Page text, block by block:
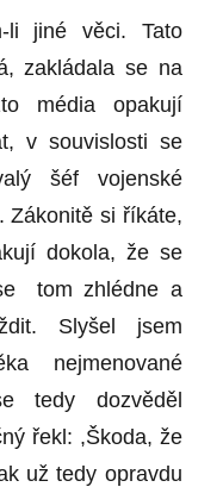
li jiné věci. Tato
zakládala se na
média opakují
v souvislosti se
šéf vojenské
Zákonitě si říkáte,
dokola, že se
tom zhlédne a
Slyšel jsem
nejmenované
tedy dozvěděl
řekl: ,Škoda, že
už tedy opravdu